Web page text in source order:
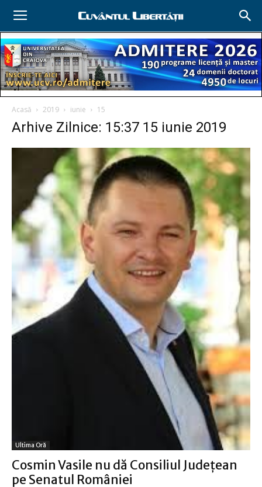
Acasă 2019 iunie 15
Arhive Zilnice: 15:37 15 iunie 2019
Ultima Oră
Cosmin Vasile nu dă Consiliul Judeţean
pe Senatul României